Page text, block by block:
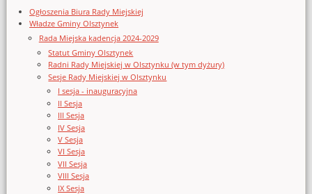
Ogłoszenia Biura Rady Miejskiej
Władze Gminy Olsztynek
Rada Miejska kadencja 2024-2029
Statut Gminy Olsztynek
Radni Rady Miejskiej w Olsztynku (w tym dyżury)
Sesje Rady Miejskiej w Olsztynku
I sesja - inauguracyjna
II Sesja
III Sesja
IV Sesja
V Sesja
VI Sesja
VII Sesja
VIII Sesja
IX Sesja